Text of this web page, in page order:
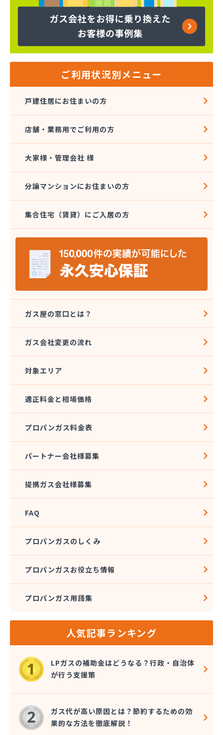
株式会社コープエナジー 足利営業所
株式会社コボリ・ガス
株式会社サイサン 宇都宮営業所
株式会社サイサン 今市営業所
株式会社サイサン 湯西川営業所
株式会社サイサン 物流管理
株式会社スガマタ
株式会社スミスケ
株式会社ミツウロコ 宇都宮オート営業所
株式会社ミツウロコ 宇都宮西部店
株式会社ミツウロコ 栃木支店
株式会社ミツウロコ 那須店
株式会社ミヤプロ
株式会社ミヤレン
株式会社ヤチネン
株式会社ヤマガス
株式会社稲葉商店
株式会社宇都宮プロパン容器検査工場
株式会社菊泉
株式会社県民ガス保安センター
株式会社高圧容器検査所
株式会社篠田商店
株式会社小野里商店 佐野営業所
株式会社瀬尾本店
株式会社西城
株式会社石沢商店 プロパンガス充填所オートスタ
株式会社石澤商店 宇都宮営業所
株式会社島田
株式会社東親エルピーガス配送センター
株式会社藤田液化燃料
株式会社福冨
株式会社平松総合企画 プロパンガス部
株式会社別井商店
関彰商事株式会社 真岡LPガスセンター
岩谷産業株式会社 宇都宮支店
鬼怒川プロパン
吉澤保全株式会社倉庫
橋本産業株式会社
近嵐商事有限会社
金子商事有限会社
桑原商店
郡司燃料店
慶野燃料店
ご利用状況別メニュー
戸建住居にお住まいの方
店舗・業務用でご利用の方
大家様・管理会社 様
分譲マンションにお住まいの方
集合住宅（賃貸）にご入居の方
ガス屋の窓口とは？
ガス会社変更の流れ
対象エリア
適正料金と相場価格
プロパンガス料金表
パートナー会社様募集
提携ガス会社様募集
FAQ
プロパンガスのしくみ
プロパンガスお役立ち情報
プロパンガス用語集
人気記事ランキング
LPガスの補助金はどうなる？行政・自治体
が行う支援策
ガス代が高い原因とは？節約するための効
果的な方法を徹底解説！